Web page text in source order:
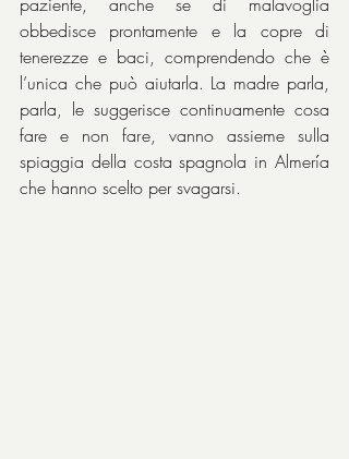
obbedisce prontamente e la copre di
tenerezze e baci, comprendendo che è
l’unica che può aiutarla. La madre parla,
parla, le suggerisce continuamente cosa
fare e non fare, vanno assieme sulla
spiaggia della costa spagnola in Almería
che hanno scelto per svagarsi.